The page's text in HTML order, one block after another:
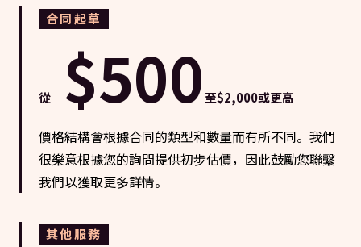
合同起草
從 $500至$2,000或更高
價格結構會根據合同的類型和數量而有所不同。我們
很樂意根據您的詢問提供初步估價，因此鼓勵您聯繫
我們以獲取更多詳情。
其他服務